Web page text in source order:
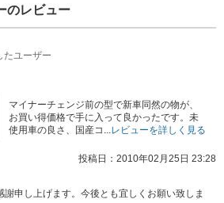
のレビュー
たユーザー
マイナーチェンジ前の型で新車同然の物が、
お買い得価格で手に入って良かったです。未
使用車の良さ、国産コ... レビューを詳しく見る
投稿日：2010年02月25日 23:28
申し上げます。今後とも宜しくお願い致しま